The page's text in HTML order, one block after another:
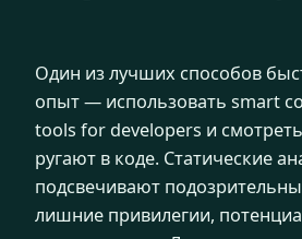
Один из лучших способов
опыт — использовать smart
tools for developers и
ругают в коде. Статические
подсвечивают
лишние привилегии,